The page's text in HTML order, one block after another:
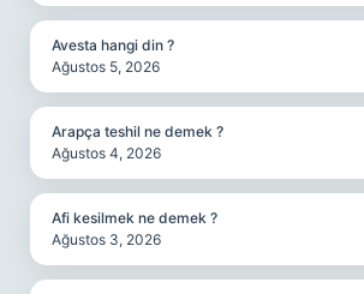
Avesta hangi din ?
Ağustos 5, 2026
Arapça teshil ne demek ?
Ağustos 4, 2026
Afi kesilmek ne demek ?
Ağustos 3, 2026